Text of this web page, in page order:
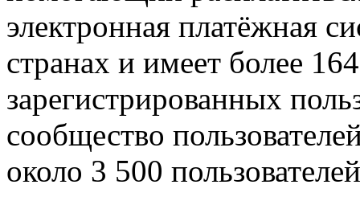
электронная платёжная
странах и имеет более
зарегистрированных
сообщество
около 3 500